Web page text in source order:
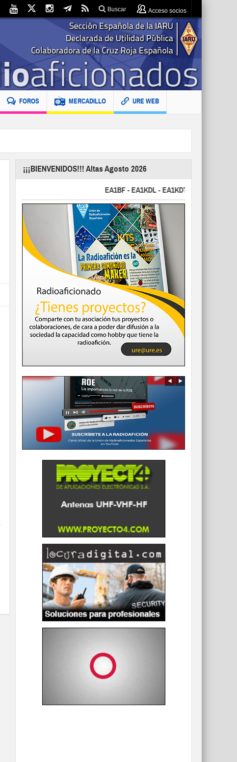
Buscar Acceso socios
FOROS MERCADILLO URE WEB
¡¡¡BIENVENIDOS!!! Altas Agosto 2026
EA1BF - EA1KDL - EA1KDT - EA2FBJ -